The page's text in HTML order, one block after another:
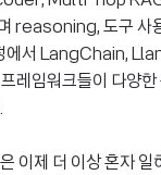
reasoning, 도구 사
에서 LangChain,
레임워크들이 다양한
이제 더 이상 혼자 일